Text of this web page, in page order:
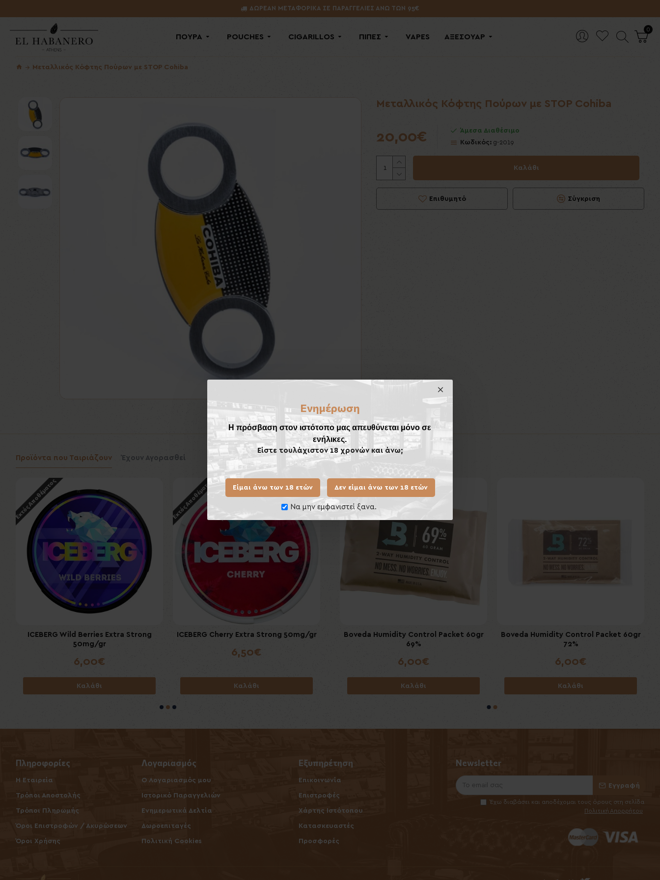
Ενημέρωση
Η πρόσβαση στον ιστότοπο μας απευθύνεται μόνο σε
ενήλικες.
Είστε τουλάχιστον 18 χρονών και άνω;
Είμαι άνω των 18 ετών Δεν είμαι άνω των 18 ετών
Να μην εμφανιστεί ξανα.
ΔΩΡΕΑΝ ΜΕΤΑΦΟΡΙΚΑ ΣΕ ΠΑΡΑΓΓΕΛΙΕΣ ΑΝΩ ΤΩΝ 95€
ΠΟΥΡΑ POUCHES CIGARILLOS ΠΙΠΕΣ VAPES ΑΞΕΣΟΥΑΡ
0
Μεταλλικός Κόφτης Πούρων με STOP Cohiba
Μεταλλικός Κόφτης Πούρων με STOP Cohiba
20,00€
Άμεσα Διαθέσιμο
Κωδικός: g-2019
Καλάθι
Επιθυμητό Σύγκριση
Προϊόντα που Ταιριάζουν Έχουν Αγορασθεί
Εκτός Αποθέματος
ICEBERG Wild Berries Extra Strong
50mg/gr
6,00€
Καλάθι
Εκτός Αποθέματος
ICEBERG Cherry Extra Strong 50mg/gr
6,50€
Καλάθι
Εκτός Αποθέματος
ICEBERG Menthol Extra Strong 50mg/gr
Καλάθι
ICEBERG Apple Lemon Pineapple Extra
Strong 50mg/gr
6,50€
Καλάθι
Ίδιας Κατηγορίας
Εκτός Αποθέματος
Boveda Humidity Control Packet 60gr
Καλάθι
Boveda Humidity Control Packet 60gr
69%
6,00€
Καλάθι
Boveda Humidity Control Packet 60gr
72%
6,00€
Καλάθι
Πληροφορίες
Η Εταιρεία
Τρόποι Αποστολής
Τρόποι Πληρωμής
Όροι Επιστροφών / Ακυρώσεων
Όροι Χρήσης
Λογαριασμός
O Λογαριασμός μου
Ιστορικό Παραγγελιών
Ενημερωτικά Δελτία
Δωροεπιταγές
Πολιτική Cookies
Εξυπηρέτηση
Επικοινωνία
Επιστροφές
Χάρτης Ιστότοπου
Κατασκευαστές
Προσφορές
Newsletter
Εγγραφή
Έχω διαβάσει και αποδέχομαι τους όρους στη σελίδα
Πολιτική Απορρήτου